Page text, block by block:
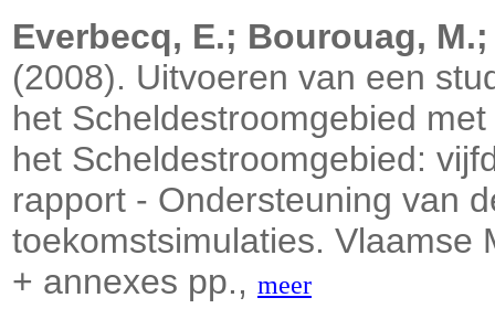
Everbecq, E.; Bourouag,
(2008). Uitvoeren van een
het Scheldestroomgebied
het Scheldestroomgebied:
rapport - Ondersteuning van
toekomstsimulaties. Vlaamse
+ annexes pp., meer